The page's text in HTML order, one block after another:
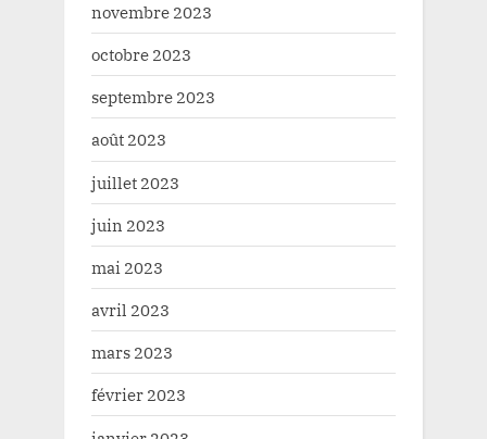
novembre 2023
octobre 2023
septembre 2023
août 2023
juillet 2023
juin 2023
mai 2023
avril 2023
mars 2023
février 2023